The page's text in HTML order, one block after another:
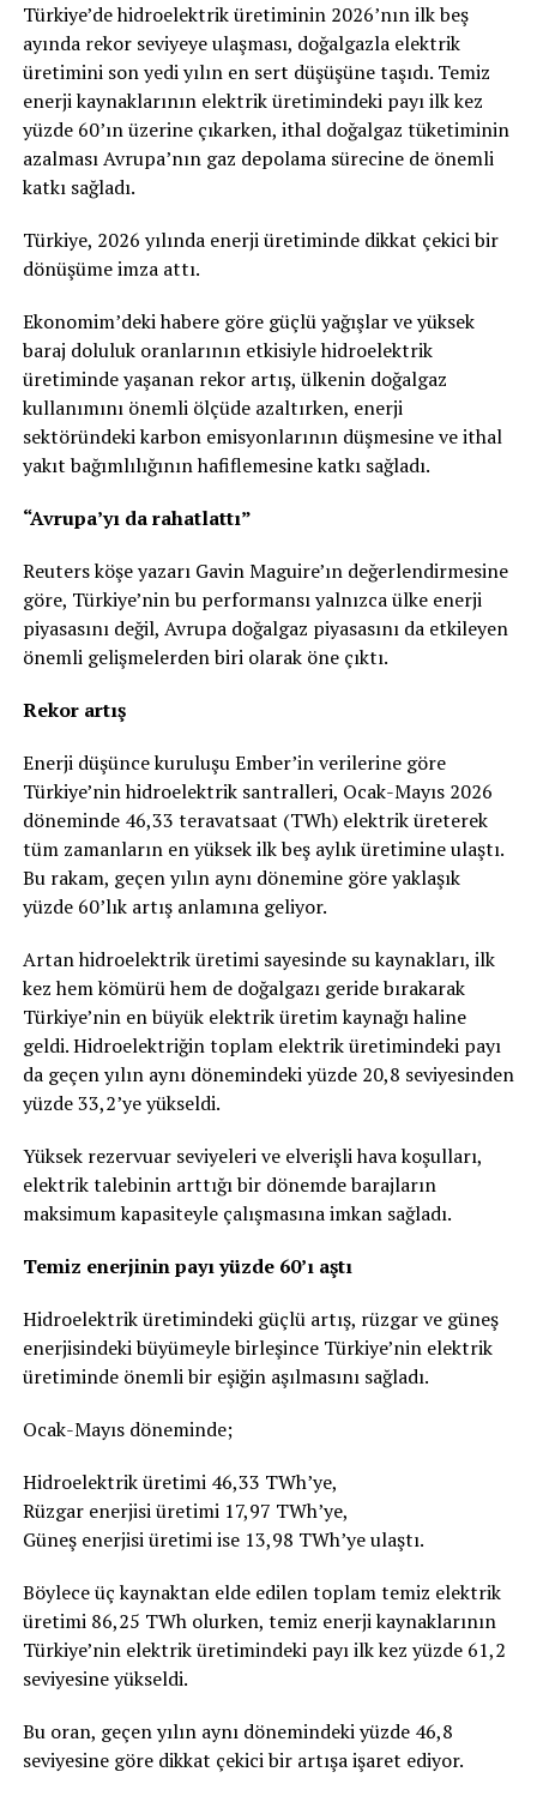
Türkiye’de hidroelektrik üretiminin 2026’nın ilk beş
ayında rekor seviyeye ulaşması, doğalgazla elektrik
üretimini son yedi yılın en sert düşüşüne taşıdı. Temiz
enerji kaynaklarının elektrik üretimindeki payı ilk kez
yüzde 60’ın üzerine çıkarken, ithal doğalgaz tüketiminin
azalması Avrupa’nın gaz depolama sürecine de önemli
katkı sağladı.
Türkiye, 2026 yılında enerji üretiminde dikkat çekici bir
dönüşüme imza attı.
Ekonomim’deki habere göre güçlü yağışlar ve yüksek
baraj doluluk oranlarının etkisiyle hidroelektrik
üretiminde yaşanan rekor artış, ülkenin doğalgaz
kullanımını önemli ölçüde azaltırken, enerji
sektöründeki karbon emisyonlarının düşmesine ve ithal
yakıt bağımlılığının hafiflemesine katkı sağladı.
“Avrupa’yı da rahatlattı”
Reuters köşe yazarı Gavin Maguire’ın değerlendirmesine
göre, Türkiye’nin bu performansı yalnızca ülke enerji
piyasasını değil, Avrupa doğalgaz piyasasını da etkileyen
önemli gelişmelerden biri olarak öne çıktı.
Rekor artış
Enerji düşünce kuruluşu Ember’in verilerine göre
Türkiye’nin hidroelektrik santralleri, Ocak-Mayıs 2026
döneminde 46,33 teravatsaat (TWh) elektrik üreterek
tüm zamanların en yüksek ilk beş aylık üretimine ulaştı.
Bu rakam, geçen yılın aynı dönemine göre yaklaşık
yüzde 60’lık artış anlamına geliyor.
Artan hidroelektrik üretimi sayesinde su kaynakları, ilk
kez hem kömürü hem de doğalgazı geride bırakarak
Türkiye’nin en büyük elektrik üretim kaynağı haline
geldi. Hidroelektriğin toplam elektrik üretimindeki payı
da geçen yılın aynı dönemindeki yüzde 20,8 seviyesinden
yüzde 33,2’ye yükseldi.
Yüksek rezervuar seviyeleri ve elverişli hava koşulları,
elektrik talebinin arttığı bir dönemde barajların
maksimum kapasiteyle çalışmasına imkan sağladı.
Temiz enerjinin payı yüzde 60’ı aştı
Hidroelektrik üretimindeki güçlü artış, rüzgar ve güneş
enerjisindeki büyümeyle birleşince Türkiye’nin elektrik
üretiminde önemli bir eşiğin aşılmasını sağladı.
Ocak-Mayıs döneminde;
Hidroelektrik üretimi 46,33 TWh’ye,
Rüzgar enerjisi üretimi 17,97 TWh’ye,
Güneş enerjisi üretimi ise 13,98 TWh’ye ulaştı.
Böylece üç kaynaktan elde edilen toplam temiz elektrik
üretimi 86,25 TWh olurken, temiz enerji kaynaklarının
Türkiye’nin elektrik üretimindeki payı ilk kez yüzde 61,2
seviyesine yükseldi.
Bu oran, geçen yılın aynı dönemindeki yüzde 46,8
seviyesine göre dikkat çekici bir artışa işaret ediyor.